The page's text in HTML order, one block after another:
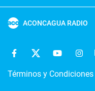
ACONCAGUA RADIO
Términos y Condiciones